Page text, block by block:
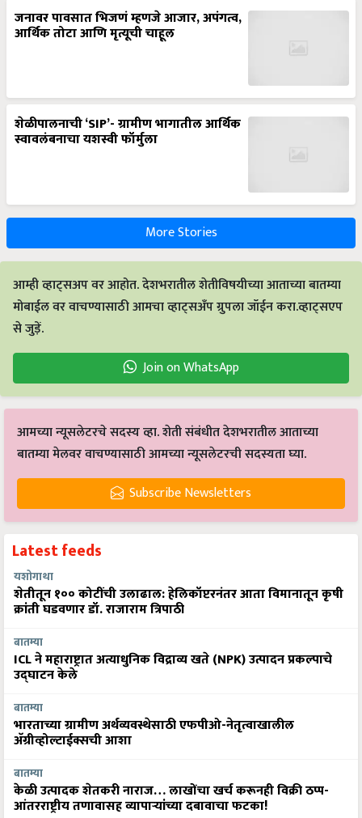
जनावर पावसात भिजणं म्हणजे आजार, अपंगत्व,
आर्थिक तोटा आणि मृत्यूची चाहूल
शेळीपालनाची ‘SIP’- ग्रामीण भागातील आर्थिक
स्वावलंबनाचा यशस्वी फॉर्मुला
More Stories
आम्ही व्हाट्सअप वर आहोत. देशभरातील शेतीविषयीच्या आताच्या बातम्या
मोबाईल वर वाचण्यासाठी आमचा व्हाट्सअँप ग्रुपला जॉईन करा.व्हाट्सएप
से जुड़ें.
Join on WhatsApp
आमच्या न्यूसलेटरचे सदस्य व्हा. शेती संबंधीत देशभरातील आताच्या
बातम्या मेलवर वाचण्यासाठी आमच्या न्यूसलेटरची सदस्यता घ्या.
Subscribe Newsletters
Latest feeds
यशोगाथा
शेतीतून १०० कोटींची उलाढाल: हेलिकॉप्टरनंतर आता विमानातून कृषी
क्रांती घडवणार डॉ. राजाराम त्रिपाठी
बातम्या
ICL ने महाराष्ट्रात अत्याधुनिक विद्राव्य खते (NPK) उत्पादन प्रकल्पाचे
उद्घाटन केले
बातम्या
भारताच्या ग्रामीण अर्थव्यवस्थेसाठी एफपीओ-नेतृत्वाखालील
अ‍ॅग्रीव्होल्टाईक्सची आशा
बातम्या
केळी उत्पादक शेतकरी नाराज… लाखोंचा खर्च करूनही विक्री ठप्प-
आंतरराष्ट्रीय तणावासह व्यापाऱ्यांच्या दबावाचा फटका!